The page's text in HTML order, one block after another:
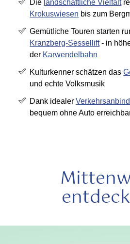
Die landschaftliche Vielfalt
Krokuswiesen bis zum
Gemütliche Touren starten
Kranzberg-Sessellift- in
der Karwendelbahn
Kulturkenner schätzen das
und echte Volksmusik
Dank idealer
bequem ohne Auto